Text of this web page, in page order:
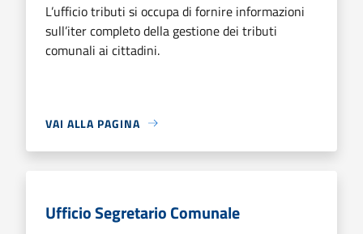
L’ufficio tributi si occupa di fornire informazioni
sull’iter completo della gestione dei tributi
comunali ai cittadini.
VAI ALLA PAGINA
Ufficio Segretario Comunale